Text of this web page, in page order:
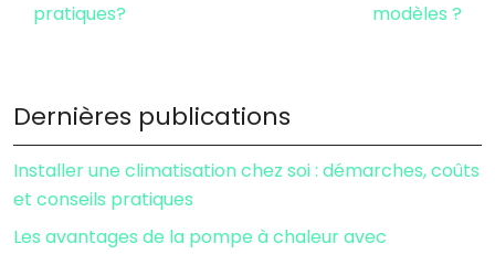
pratiques?
modèles ?
Dernières publications
Installer une climatisation chez soi : démarches, coûts
et conseils pratiques
Les avantages de la pompe à chaleur avec